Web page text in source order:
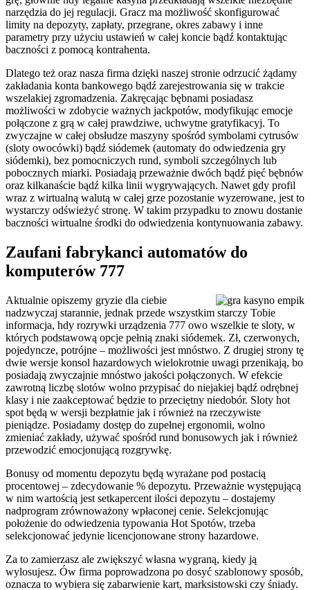
narzędzia do jej regulacji. Gracz ma możliwość skonfigurować
limity na depozyty, zapłaty, przegrane, okres zabawy i inne
parametry przy użyciu ustawień w całej koncie bądź kontaktując
baczności z pomocą kontrahenta.
Dlatego też oraz nasza firma dzięki naszej stronie odrzucić żądamy
zakładania konta bankowego bądź zarejestrowania się w trakcie
wszelakiej zgromadzenia. Zakręcając bębnami posiadasz
możliwości w zdobycie ważnych jackpotów, modyfikując emocje
połączone z grą w całej prawdziwe, uchwytne gratyfikacyj. To
zwyczajne w całej obsłudze maszyny spośród symbolami cytrusów
(sloty owocówki) bądź siódemek (automaty do odwiedzenia gry
siódemki), bez pomocniczych rund, symboli szczególnych lub
pobocznych miarki. Posiadają przeważnie dwóch bądź pięć bębnów
oraz kilkanaście bądź kilka linii wygrywających. Nawet gdy profil
wraz z wirtualną walutą w całej grze pozostanie wyzerowane, jest to
wystarczy odświeżyć stronę. W takim przypadku to znowu dostanie
baczności wirtualne środki do odwiedzenia kontynuowania zabawy.
Zaufani fabrykanci automatów do
komputerów 777
Aktualnie opiszemy gryzie dla ciebie
nadzwyczaj starannie, jednak przede wszystkim starczy Tobie
informacja, hdy rozrywki urządzenia 777 owo wszelkie te sloty, w
których podstawową opcje pełnią znaki siódemek. Zł, czerwonych,
pojedyncze, potrójne – możliwości jest mnóstwo. Z drugiej strony tę
dwie wersje konsol hazardowych wielokrotnie uwagi przenikają, bo
posiadają zwyczajnie mnóstwo jakości połączonych. W efekcie
zawrotną liczbę slotów wolno przypisać do niejakiej bądź odrębnej
klasy i nie zaakceptować będzie to przeciętny niedobór. Sloty hot
spot będą w wersji bezpłatnie jak i również na rzeczywiste
pieniądze. Posiadamy dostęp do zupełnej ergonomii, wolno
zmieniać zakłady, używać spośród rund bonusowych jak i również
przewodzić emocjonującą rozgrywkę.
Bonusy od momentu depozytu będą wyrażane pod postacią
procentowej – zdecydowanie % depozytu. Przeważnie występującą
w nim wartością jest setkapercent ilości depozytu – dostajemy
nadprogram zrównoważony wpłaconej cenie. Selekcjonując
położenie do odwiedzenia typowania Hot Spotów, trzeba
selekcjonować jedynie licencjonowane strony hazardowe.
Za to zamierzasz ale zwiększyć własna wygraną, kiedy ją
wylosujesz. Ów firma poprowadzona po dosyć szablonowy sposób,
oznacza to wybiera się zabarwienie kart, marksistowski czy śniady.